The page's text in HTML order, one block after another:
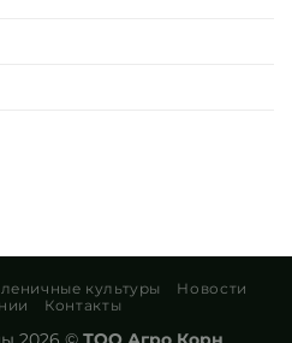
культуры
Новости
Контакты